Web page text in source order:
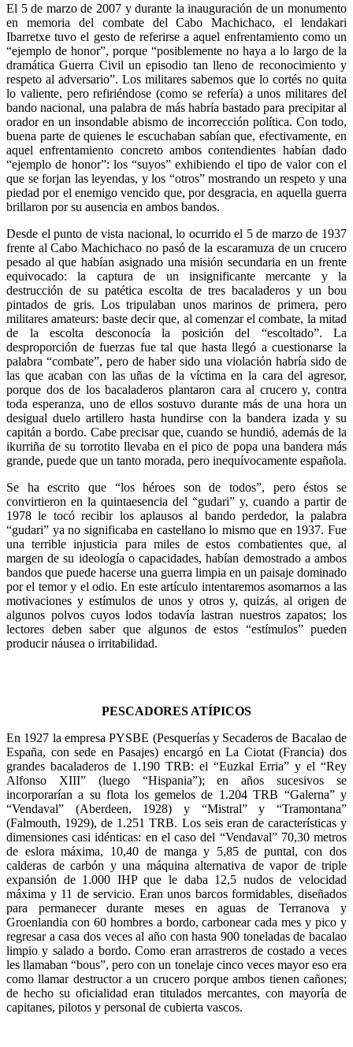
El 5 de marzo de 2007 y durante la inauguración de un monumento
en memoria del combate del Cabo Machichaco, el lendakari
Ibarretxe tuvo el gesto de referirse a aquel enfrentamiento como un
“ejemplo de honor”, porque “posiblemente no haya a lo largo de la
dramática Guerra Civil un episodio tan lleno de reconocimiento y
respeto al adversario”. Los militares sabemos que lo cortés no quita
lo valiente, pero refiriéndose (como se refería) a unos militares del
bando nacional, una palabra de más habría bastado para precipitar al
orador en un insondable abismo de incorrección política. Con todo,
buena parte de quienes le escuchaban sabían que, efectivamente, en
aquel enfrentamiento concreto ambos contendientes habían dado
“ejemplo de honor”: los “suyos” exhibiendo el tipo de valor con el
que se forjan las leyendas, y los “otros” mostrando un respeto y una
piedad por el enemigo vencido que, por desgracia, en aquella guerra
brillaron por su ausencia en ambos bandos.
Desde el punto de vista nacional, lo ocurrido el 5 de marzo de 1937
frente al Cabo Machichaco no pasó de la escaramuza de un crucero
pesado al que habían asignado una misión secundaria en un frente
equivocado: la captura de un insignificante mercante y la
destrucción de su patética escolta de tres bacaladeros y un bou
pintados de gris. Los tripulaban unos marinos de primera, pero
militares amateurs: baste decir que, al comenzar el combate, la mitad
de la escolta desconocía la posición del “escoltado”. La
desproporción de fuerzas fue tal que hasta llegó a cuestionarse la
palabra “combate”, pero de haber sido una violación habría sido de
las que acaban con las uñas de la víctima en la cara del agresor,
porque dos de los bacaladeros plantaron cara al crucero y, contra
toda esperanza, uno de ellos sostuvo durante más de una hora un
desigual duelo artillero hasta hundirse con la bandera izada y su
capitán a bordo. Cabe precisar que, cuando se hundió, además de la
ikurriña de su torrotito llevaba en el pico de popa una bandera más
grande, puede que un tanto morada, pero inequívocamente española.
Se ha escrito que “los héroes son de todos”, pero éstos se
convirtieron en la quintaesencia del “gudari” y, cuando a partir de
1978 le tocó recibir los aplausos al bando perdedor, la palabra
“gudari” ya no significaba en castellano lo mismo que en 1937. Fue
una terrible injusticia para miles de estos combatientes que, al
margen de su ideología o capacidades, habían demostrado a ambos
bandos que puede hacerse una guerra limpia en un paisaje dominado
por el temor y el odio. En este artículo intentaremos asomarnos a las
motivaciones y estímulos de unos y otros y, quizás, al origen de
algunos polvos cuyos lodos todavía lastran nuestros zapatos; los
lectores deben saber que algunos de estos “estímulos” pueden
producir náusea o irritabilidad.
PESCADORES ATÍPICOS
En 1927 la empresa PYSBE (Pesquerías y Secaderos de Bacalao de
España, con sede en Pasajes) encargó en La Ciotat (Francia) dos
grandes bacaladeros de 1.190 TRB: el “Euzkal Erria” y el “Rey
Alfonso XIII” (luego “Hispania”); en años sucesivos se
incorporarían a su flota los gemelos de 1.204 TRB “Galerna” y
“Vendaval” (Aberdeen, 1928) y “Mistral” y “Tramontana”
(Falmouth, 1929), de 1.251 TRB. Los seis eran de características y
dimensiones casi idénticas: en el caso del “Vendaval” 70,30 metros
de eslora máxima, 10,40 de manga y 5,85 de puntal, con dos
calderas de carbón y una máquina alternativa de vapor de triple
expansión de 1.000 IHP que le daba 12,5 nudos de velocidad
máxima y 11 de servicio. Eran unos barcos formidables, diseñados
para permanecer durante meses en aguas de Terranova y
Groenlandia con 60 hombres a bordo, carbonear cada mes y pico y
regresar a casa dos veces al año con hasta 900 toneladas de bacalao
limpio y salado a bordo. Como eran arrastreros de costado a veces
les llamaban “bous”, pero con un tonelaje cinco veces mayor eso era
como llamar destructor a un crucero porque ambos tienen cañones;
de hecho su oficialidad eran titulados mercantes, con mayoría de
capitanes, pilotos y personal de cubierta vascos.